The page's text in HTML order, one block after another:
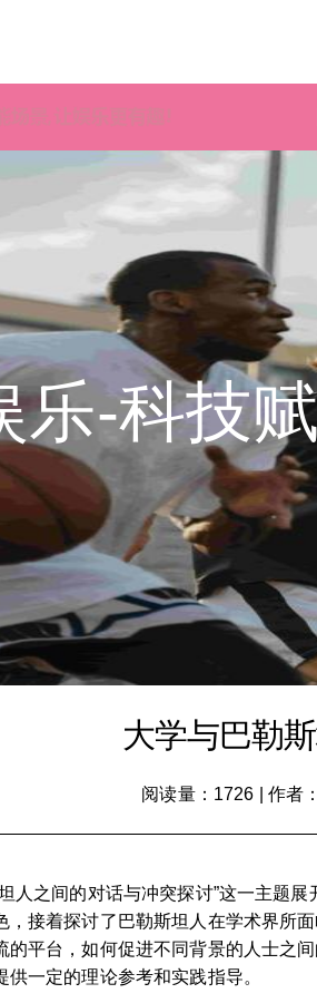
乐-科技
大学与巴勒
阅读量：1726 |作者
人之间的对话与冲突探讨”这一主题
，接着探讨了巴勒斯坦人在学术界所
的平台，如何促进不同背景的人士之
一定的理论参考和实践指导。